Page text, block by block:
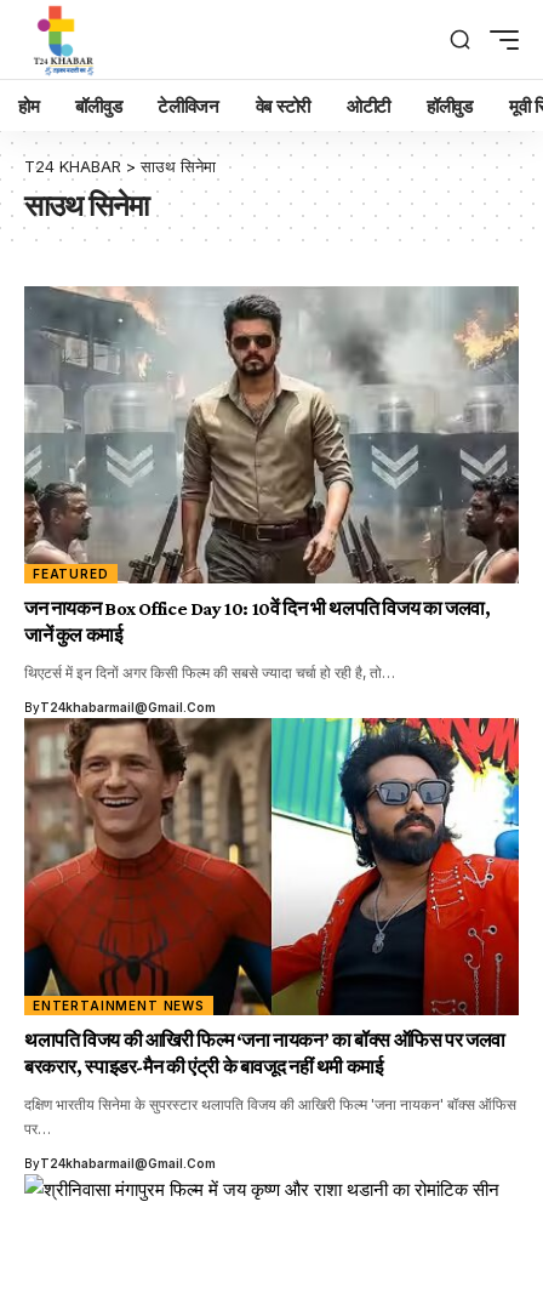
होम बॉलीवुड टेलीविजन वेब स्टोरी ओटीटी हॉलीवुड मूवी
T24 KHABAR >साउथ सिनेमा
साउथ सिनेमा
FEATURED
जन नायकन Box Office Day 10: 10वें दिन भी थलपति विजय का जलवा,
जानें कुल कमाई
थिएटर्स में इन दिनों अगर किसी फिल्म की सबसे ज्यादा चर्चा हो रही है, तो…
ByT24khabarmail@gmail.com
ENTERTAINMENT NEWS
थलापति विजय की आखिरी फिल्म ‘जना नायकन’ का बॉक्स ऑफिस पर जलवा
बरकरार, स्पाइडर-मैन की एंट्री के बावजूद नहीं थमी कमाई
दक्षिण भारतीय सिनेमा के सुपरस्टार थलापति विजय की आखिरी फिल्म 'जना नायकन' बॉक्स ऑफिस
पर…
ByT24khabarmail@gmail.com